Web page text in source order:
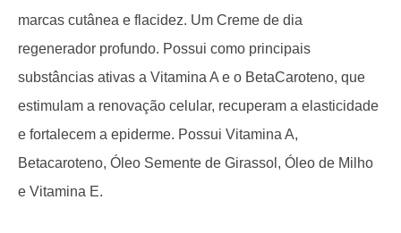
marcas cutânea e flacidez. Um Creme de dia
regenerador profundo. Possui como principais
substâncias ativas a Vitamina A e o BetaCaroteno, que
estimulam a renovação celular, recuperam a elasticidade
e fortalecem a epiderme. Possui Vitamina A,
Betacaroteno, Óleo Semente de Girassol, Óleo de Milho
e Vitamina E.